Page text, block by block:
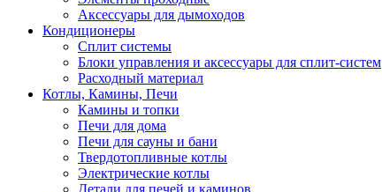
Аксессуары для дымоходов
Кондиционеры
Сплит системы
Блоки управления и аксессуары для сплит-систем
Расходный материал
Котлы, Камины, Печи
Камины и топки
Печи для дома
Печи для сауны и бани
Твердотопливные котлы
Электрические котлы
Детали для печей и каминов